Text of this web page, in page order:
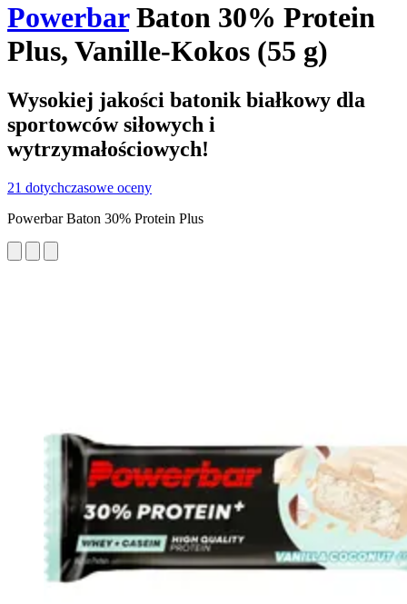
PowerbarBaton 30% Protein
Plus, Vanille-Kokos (55 g)
Wysokiej jakości batonik białkowy dla
sportowców siłowych i
wytrzymałościowych!
21 dotychczasowe oceny
Powerbar Baton 30% Protein Plus